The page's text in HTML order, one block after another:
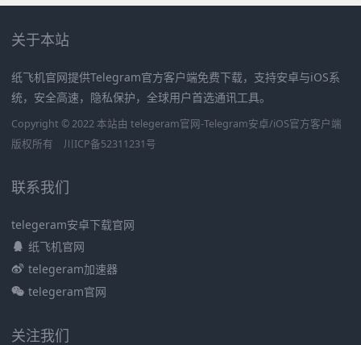
关于本站
纸飞机官网提供Telegram官方客户端免费下载，支持安卓与iOS系
统，安全高速，隐私保护，全球用户首选通讯工具。
Copyright © 2022 本站由 telegeram官网-Telegram安卓/iOS官方客户端
版权所有
川ICP备52311231号
联系我们
telegeram安卓下载官网
纸飞机官网
telegeram加速器
telegeram官网
关注我们